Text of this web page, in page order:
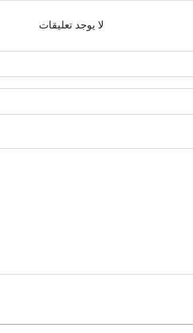
لا يوجد تعليقات